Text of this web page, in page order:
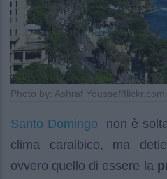
Photo by: Ashraf Youssef/flickr.com
Santo Domingo
non è
clima caraibico, ma
ovvero quello di essere la